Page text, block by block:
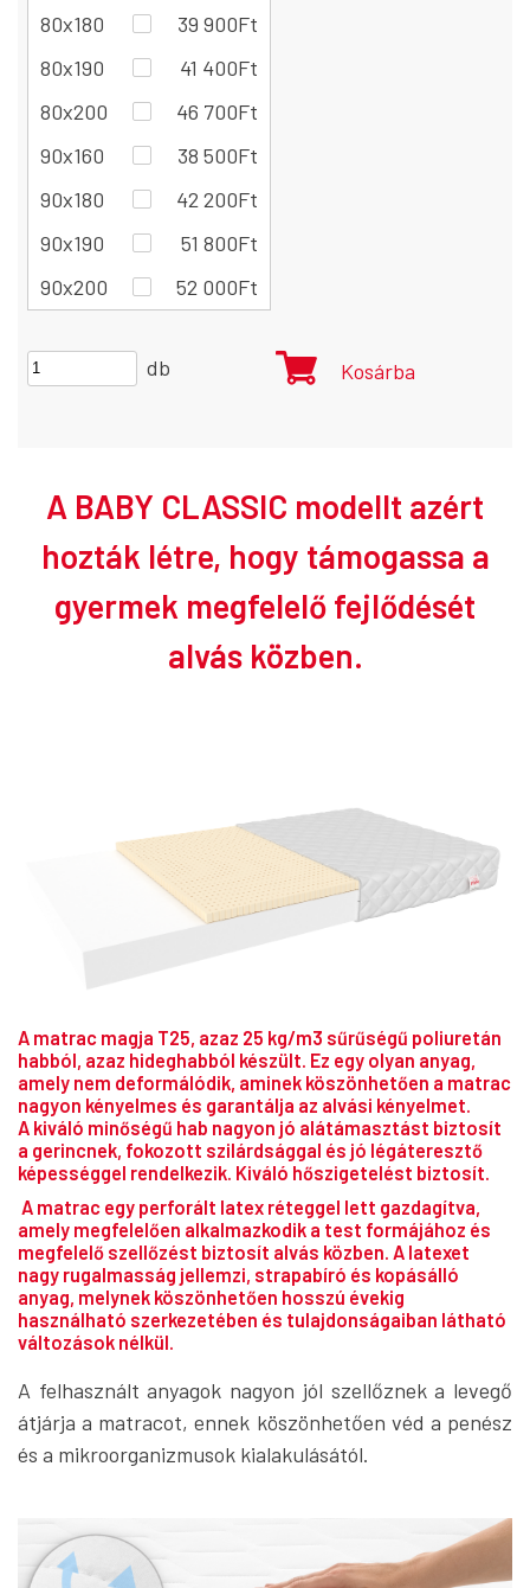
80x180 39 900Ft
80x190
41 400Ft
80x200
46 700Ft
90x160
38 500Ft
90x180
42 200Ft
90x190
51 800Ft
90x200
52 000Ft
db Kosárba
A BABY CLASSIC modellt azért
hozták létre, hogy támogassa a
gyermek megfelelő fejlődését
alvás közben.
A matrac magja T25, azaz 25 kg/m3 sűrűségű poliuretán
habból, azaz hideghabból készült. Ez egy olyan anyag,
amely nem deformálódik, aminek köszönhetően a matrac
nagyon kényelmes és garantálja az alvási kényelmet.
A kiváló minőségű hab nagyon jó alátámasztást biztosít
a gerincnek, fokozott szilárdsággal és jó légáteresztő
képességgel rendelkezik. Kiváló hőszigetelést biztosít.
A matrac egy perforált latex réteggel lett gazdagítva,
amely megfelelően alkalmazkodik a test formájához és
megfelelő szellőzést biztosít alvás közben. A latexet
nagy rugalmasság jellemzi, strapabíró és kopásálló
anyag, melynek köszönhetően hosszú évekig
használható szerkezetében és tulajdonságaiban látható
változások nélkül.
A felhasznált anyagok nagyon jól szellőznek a levegő
átjárja a matracot, ennek köszönhetően véd a penész
és a mikroorganizmusok kialakulásától.